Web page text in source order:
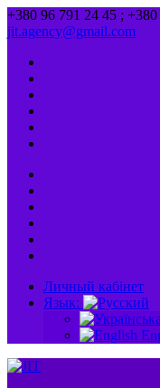
+380 96 791 24 45 ;
jit.agency@gmail.com
Личный кабінет
Язык: